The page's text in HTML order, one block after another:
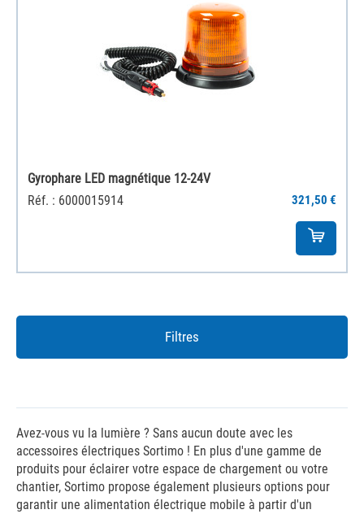
Gyrophare LED magnétique 12-24V
Réf. : 6000015914
321,50 €
Filtres
Avez-vous vu la lumière ? Sans aucun doute avec les
accessoires électriques Sortimo ! En plus d'une gamme de
produits pour éclairer votre espace de chargement ou votre
chantier, Sortimo propose également plusieurs options pour
garantir une alimentation électrique mobile à partir d'un